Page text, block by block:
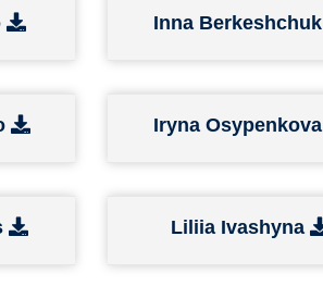
Inna Berkeshchuk
Iryna Osypenkova
Liliia Ivashyna